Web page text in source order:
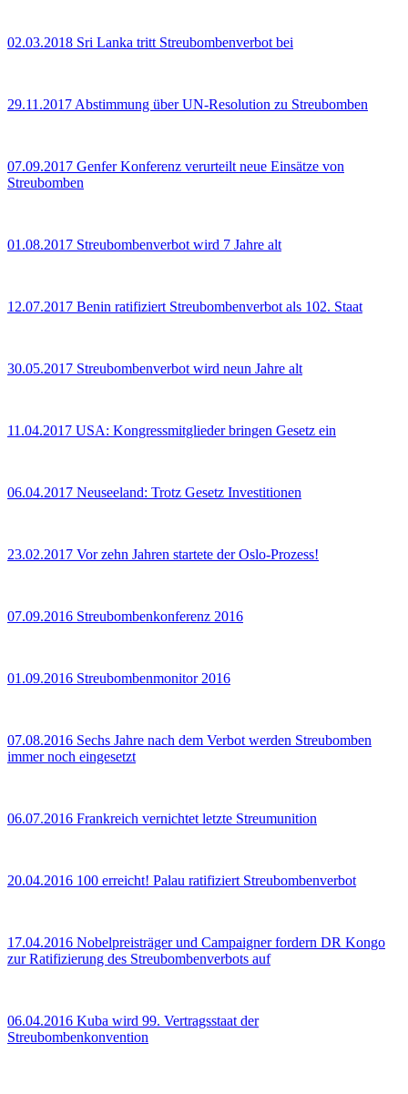
02.03.2018 Sri Lanka tritt Streubombenverbot bei
29.11.2017Abstimmung über UN-Resolution zu Streubomben
07.09.2017 Genfer Konferenz verurteilt neue Einsätze von
Streubomben
01.08.2017 Streubombenverbot wird 7 Jahre alt
12.07.2017 Benin ratifiziert Streubombenverbot als 102. Staat
30.05.2017 Streubombenverbot wird neun Jahre alt
11.04.2017 USA: Kongressmitglieder bringen Gesetz ein
06.04.2017 Neuseeland: Trotz Gesetz Investitionen
23.02.2017 Vor zehn Jahren startete der Oslo-Prozess!
07.09.2016 Streubombenkonferenz 2016
01.09.2016 Streubombenmonitor 2016
07.08.2016 Sechs Jahre nach dem Verbot werden Streubomben
immer noch eingesetzt
06.07.2016 Frankreich vernichtet letzte Streumunition
20.04.2016 100 erreicht! Palau ratifiziert Streubombenverbot
17.04.2016 Nobelpreisträger und Campaigner fordern DR Kongo
zur Ratifizierung des Streubombenverbots auf
06.04.2016 Kuba wird 99. Vertragsstaat der
Streubombenkonvention